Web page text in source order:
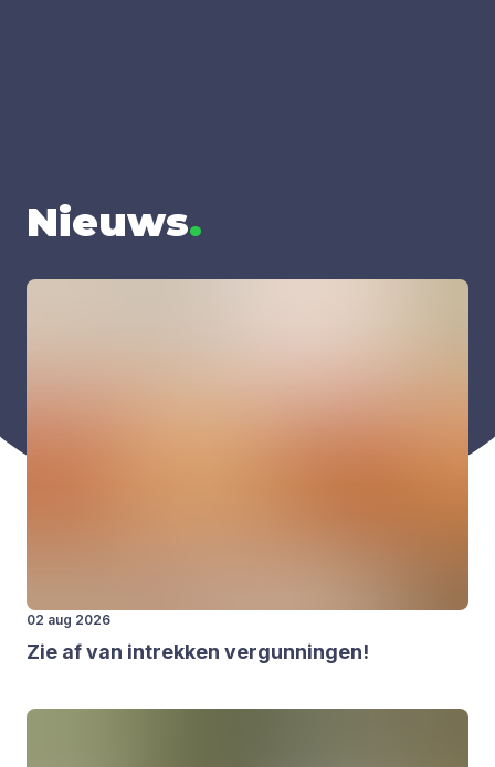
Nieuws.
02 aug 2026
Zie af van intrek­ken ver­gun­nin­gen!